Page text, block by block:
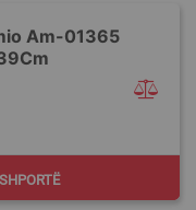
Am-01365